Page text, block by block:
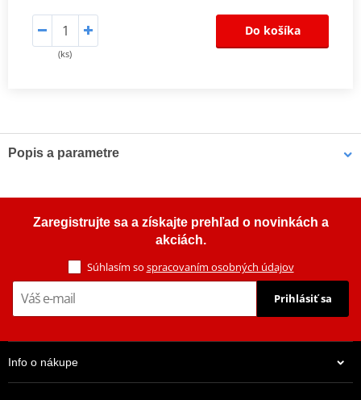
(ks)
Do košíka
Popis a parametre
Kompletní sada standardních třecích i ocelových unášecích lamel
pro offroad (motocross, enduro a ATV), včetně zesílených
Zaregistrujte sa a získajte prehľad o novinkách a
akciách.
Súhlasím so spracovaním osobných údajov
Prihlásiť sa
Info o nákupe